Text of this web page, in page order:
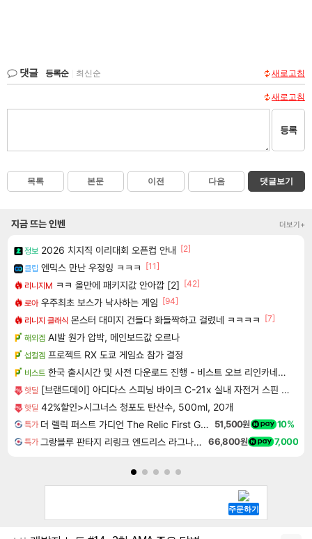
댓글 등록순 최신순 새로고침
새로고침
등록
목록 본문 이전 다음 댓글보기
지금 뜨는 인벤 더보기+
정보 2026 치지직 이리대회 오픈컵 안내 [2]
클립 엔믹스 만난 우정잉 ㅋㅋㅋ
[11]
리니지M ㅋㅋ 올만에 패키지값 안아깝 [2] [42]
로아 우주최초 보스가 낙사하는 게임 [94]
리니지 클래식 몬스터 대미지 건들다 화들짝하고 걸렸네 ㅋㅋㅋㅋ
[7]
해외겜 AI발 원가 압박, 메인보드값 오르나
섭컬겜 프로젝트 RX 도쿄 게임쇼 참가 결정
비스트 한국 출시시간 및 사전 다운로드 진행 - 비스트 오브 리인카네이션
핫딜 [브랜드데이] 아디다스 스피닝 바이크 C-21x 실내 자전거 스핀 헬스 사이클 유산소 운동기구 홈트
핫딜 42%할인>시그너스 청포도 탄산수, 500ml, 20개
특가 더 렐릭 퍼스트 가디언 The Relic First Guardian 51,500원 10%
특가 그랑블루 판타지 리링크 엔드리스 라그나로크 Granblue Fantasy Relink Endless Ragnarok 66,800원 7,000